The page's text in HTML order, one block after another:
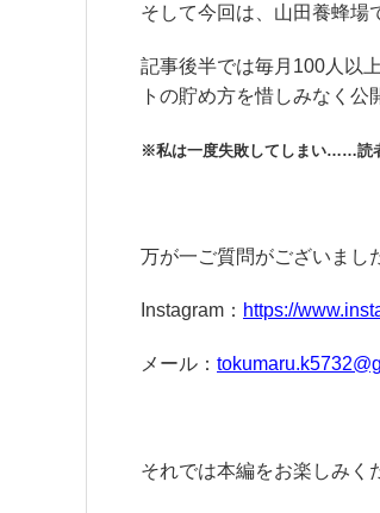
そして今回は、山田養蜂場
記事後半では毎月100人以
トの貯め方を惜しみなく
※私は一度失敗してしまい……読
万が一ご質問がございまし
Instagram： https://
メール：
それでは本編をお楽しみく